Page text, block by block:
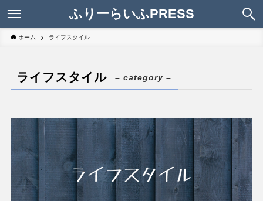
ふりーらいふPRESS
ホーム ライフスタイル
ライフスタイル – category –